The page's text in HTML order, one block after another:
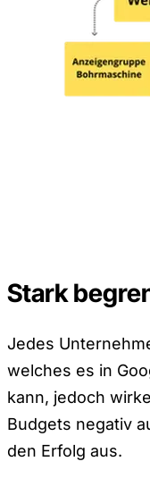
Stark
Jedes
welches es in
kann, jedoch
Budgets negativ
den Erfolg aus.